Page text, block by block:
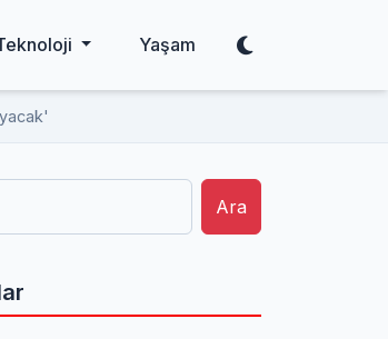
Yaşam
Ara